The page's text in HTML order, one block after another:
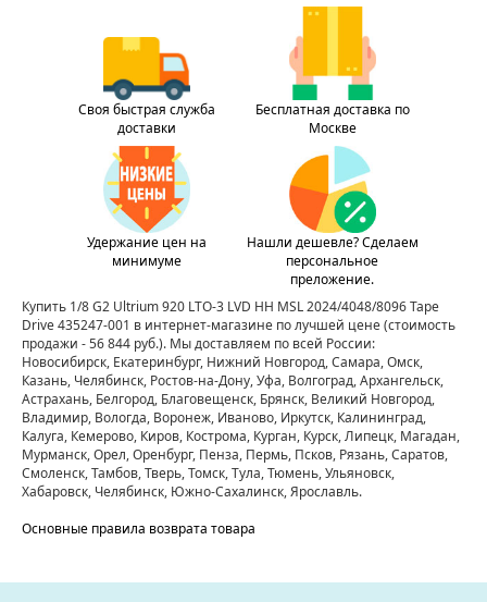
Своя быстрая служба
доставки
Бесплатная доставка по
Москве
Удержание цен на
минимуме
Нашли дешевле? Сделаем
персональное
преложение.
Купить 1/8 G2 Ultrium 920 LTO-3 LVD HH MSL 2024/4048/8096 Tape
Drive 435247-001 в интернет-магазине по лучшей цене(стоимость
продажи - 56 844 руб.). Мы доставляем по всей России:
Новосибирск, Екатеринбург, Нижний Новгород, Самара, Омск,
Казань, Челябинск, Ростов-на-Дону, Уфа, Волгоград, Архангельск,
Астрахань, Белгород, Благовещенск, Брянск, Великий Новгород,
Владимир, Вологда, Воронеж, Иваново, Иркутск, Калининград,
Калуга, Кемерово, Киров, Кострома, Курган, Курск, Липецк, Магадан,
Мурманск, Орел, Оренбург, Пенза, Пермь, Псков, Рязань, Саратов,
Смоленск, Тамбов, Тверь, Томск, Тула, Тюмень, Ульяновск,
Хабаровск, Челябинск, Южно-Сахалинск, Ярославль.
Основные правила возврата товара